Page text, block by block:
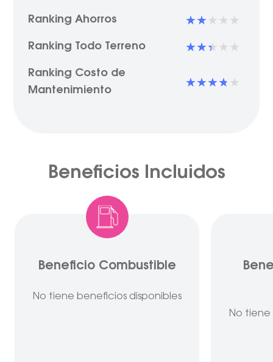
Ranking Ahorros
Ranking Todo Terreno
Ranking Costo de
Mantenimiento
Beneficios Incluidos
Beneficio Combustible
No tiene beneficios disponibles
No tiene